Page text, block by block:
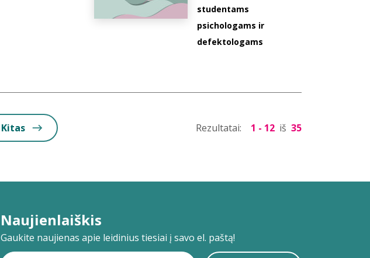
studentams
psichologams ir
defektologams
Kitas Rezultatai: 1 - 12 iš 35
Naujienlaiškis
Gaukite naujienas apie leidinius tiesiai į savo el. paštą!